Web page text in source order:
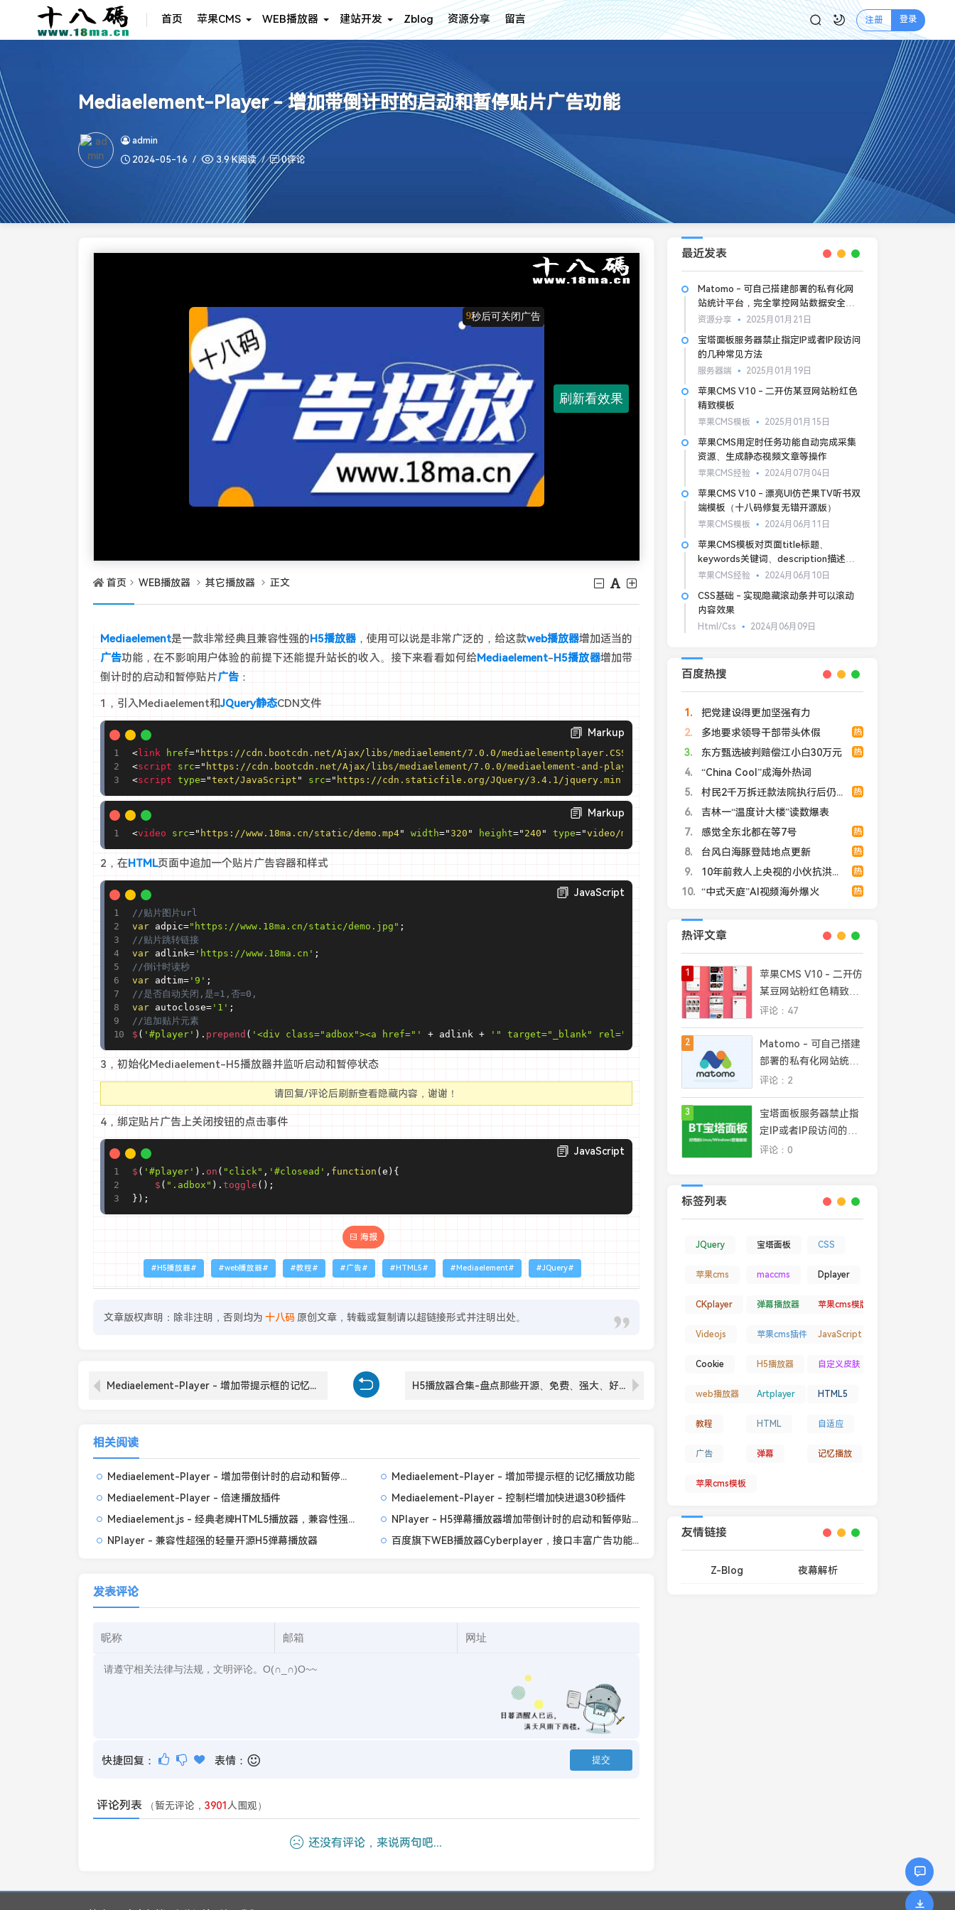
首页 苹果CMS WEB播放器 建站开发 Zblog 资源分享 留言 注册 登录
Mediaelement-Player - 增加带倒计时的启动和暂停贴片广告功能
admin
2024-05-16
3.9 K阅读 0评论
首页 WEB播放器 其它播放器 正文
Mediaelement是一款非常经典且兼容性强的H5播放器，使用可以说是非常广泛的，给这款web播放器增加适当的
广告功能，在不影响用户体验的前提下还能提升站长的收入。接下来看看如何给Mediaelement-H5播放器增加带
倒计时的启动和暂停贴片广告：
1，引入Mediaelement和JQuery静态CDN文件
Markup
<link href=" https://cdn.bootcdn.net/Ajax/libs/mediaelement/7.0.0/mediaelementplayer.CSS stylesheet">
<script src=" https://cdn.bootcdn.net/Ajax/libs/mediaelement/7.0.0/mediaelement-and-player.js script>
<script type="text/JavaScript " src=" https://cdn.staticfile.org/JQuery/3.4.1/jquery.min.js
Markup
<video src=" https://www.18ma.cn/static/demo.mp4" width=" 320 " height=" 240 " type="video/mp4 video>
2，在HTML页面中追加一个贴片广告容器和样式
JavaScript
//贴片图片url
var adpic="https://www.18ma.cn/static/demo.jpg" ;
//贴片跳转链接
var adlink='https://www.18ma.cn' ;
//倒计时读秒
var adtim='9' ;
//是否自动关闭,是=1,否=0,
var autoclose='1' ;
//追加贴片元素
$ ( '#player' ) . prepend ( '<div class="adbox"><a href="' + adlink + '" target="_blank" rel="nofollow"><img src="' +
3，初始化Mediaelement-H5播放器并监听启动和暂停状态
请回复/评论后刷新查看隐藏内容，谢谢！
4，绑定贴片广告上关闭按钮的点击事件
JavaScript
$ ( '#player' ) . on ( "click" , '#closead' , function ( e ) {
$ ( ".adbox" ) . toggle ( ) ;
} ) ;
海报
H5播放器 web播放器 教程 广告 HTML5 Mediaelement JQuery
文章版权声明：除非注明，否则均为 十八码 原创文章，转载或复制请以超链接形式并注明出处。
Mediaelement-Player - 增加带提示框的记忆播放功能 H5播放器合集-盘点那些开源、免费、强大、好看、的HTML5播放器（持续更新中）
相关阅读
Mediaelement-Player - 增加带倒计时的启动和暂停贴片广告功能
Mediaelement-Player - 增加带提示框的记忆播放功能
Mediaelement-Player - 倍速播放插件
Mediaelement-Player - 控制栏增加快进退30秒插件
Mediaelement.js - 经典老牌HTML5播放器，兼容性强插件丰富
NPlayer - H5弹幕播放器增加带倒计时的启动和暂停贴片广告
NPlayer - 兼容性超强的轻量开源H5弹幕播放器
百度旗下WEB播放器Cyberplayer，接口丰富广告功能强大
发表评论
快捷回复： 表情：
评论列表 （暂无评论， 3901 人围观）
还没有评论，来说两句吧...
最近发表
Matomo - 可自己搭建部署的私有化网
站统计平台，完全掌控网站数据安全和
隐私
资源分享 2025月01月21日
宝塔面板服务器禁止指定IP或者IP段访问
的几种常见方法
服务器端 2025月01月19日
苹果CMS V10 - 二开仿某豆网站粉红色
精致模板
苹果CMS模板 2025月01月15日
苹果CMS用定时任务功能自动完成采集
资源、生成静态视频文章等操作
苹果CMS经验 2024月07月04日
苹果CMS V10 - 漂亮UI仿芒果TV听书双
端模板（十八码修复无错开源版）
苹果CMS模板 2024月06月11日
苹果CMS模板对页面title标题、
keywords关键词、description描述的
基本SEO优化
苹果CMS经验 2024月06月10日
CSS基础 - 实现隐藏滚动条并可以滚动
内容效果
Html/Css 2024月06月09日
百度热搜
1
把党建设得更加坚强有力
2
热
多地要求领导干部带头休假
3
热
东方甄选被判赔偿江小白30万元
4
“China Cool”成海外热词
5
热
村民2千万拆迁款法院执行后仍拿不到
6
吉林一“温度计大楼”读数爆表
7
热
感觉全东北都在等7号
8
热
台风白海豚登陆地点更新
9
热
10年前救人上央视的小伙抗洪牺牲
10
热
“中式天庭”AI视频海外爆火
热评文章
1
苹果CMS V10 - 二开仿
某豆网站粉红色精致模
板
评论：47
2
Matomo - 可自己搭建
部署的私有化网站统计
平台，完全掌控网站数
据安全和隐私
评论：2
3
宝塔面板服务器禁止指
定IP或者IP段访问的几
种常见方法
评论：0
标签列表
JQuery 宝塔面板 CSS
苹果cms maccms Dplayer
CKplayer 弹幕播放器 苹果cms模版
Videojs 苹果cms插件 JavaScript
Cookie H5播放器 自定义皮肤
web播放器 Artplayer HTML5
教程 HTML 自适应
广告 弹幕 记忆播放
苹果cms模板
友情链接
Z-Blog 夜幕解析